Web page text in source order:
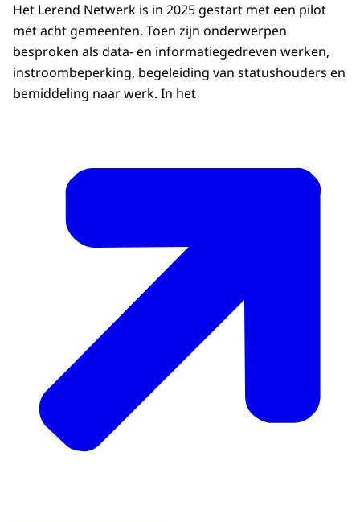
Het Lerend Netwerk is in 2025 gestart met een pilot
met acht gemeenten. Toen zijn onderwerpen
besproken als data- en informatiegedreven werken,
instroombeperking, begeleiding van statushouders en
bemiddeling naar werk. In het